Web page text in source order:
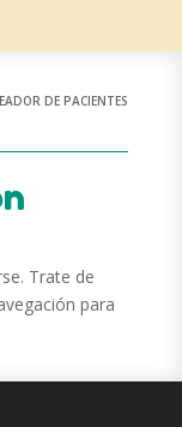
DE PACIENTES
Trate de
para